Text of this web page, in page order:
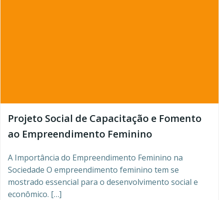
Projeto Social de Capacitação e Fomento
ao Empreendimento Feminino
A Importância do Empreendimento Feminino na
Sociedade O empreendimento feminino tem se
mostrado essencial para o desenvolvimento social e
econômico. […]